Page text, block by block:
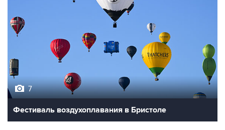
7
Фестиваль воздухоплавания в Бристоле